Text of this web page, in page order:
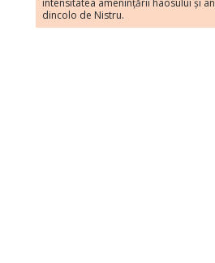
intensitatea amenințării haosului și
dincolo de Nistru.